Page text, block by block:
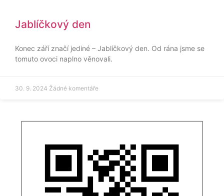
Jablíčkový den
Konec září značí jediné – Jablíčkový den. Od rána jsme se
tomuto ovoci naplno věnovali.
30. 9. 2024 Žádné komentáře